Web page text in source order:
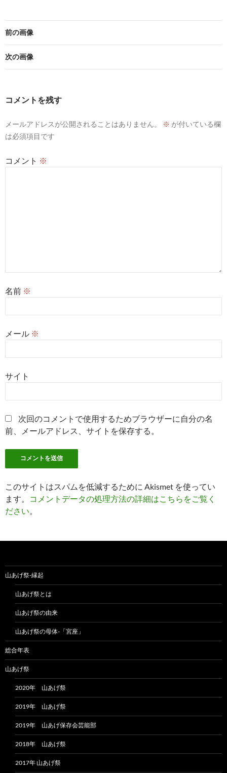
前の画像
次の画像
コメントを残す
メールアドレスが公開されることはありません。 ※ が付いている欄
は必須項目です
コメント ※
名前 ※
メール ※
サイト
次回のコメントで使用するためブラウザーに自分の名
前、メールアドレス、サイトを保存する。
このサイトはスパムを低減するために Akismet を使ってい
ます。
コメントデータの処理方法の詳細はこちらをご覧く
ださい
山あげ祭-縁起
山あげ祭とは
山あげ祭の由来
山あげ祭の母体-「宮座」
総合年表
山あげ祭
2020年 山あげ祭
2019年 山あげ祭
2019年 山あげ保存会芸能部
2018年 山あげ祭
2017年 山あげ祭